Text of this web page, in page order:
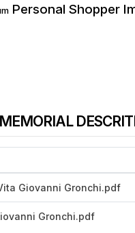
Personal Shopper
Giovanni Gronchi.pdf
Gronchi.pdf